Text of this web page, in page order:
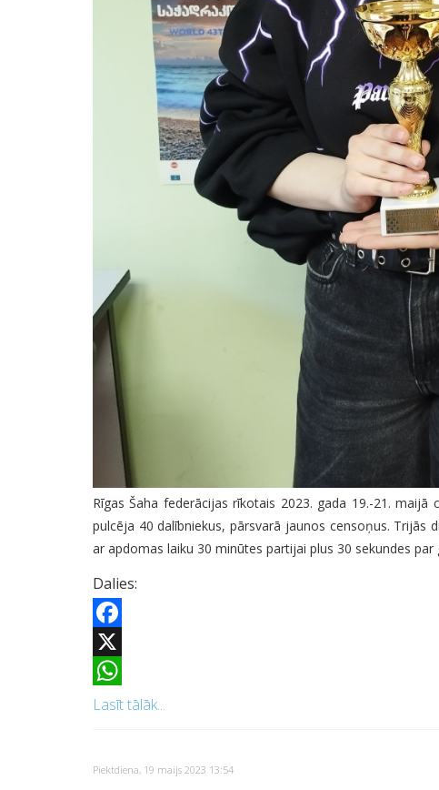
Rīgas Šaha federācijas rīkotais 2023. gada 19.-21.
pulcēja 40 dalībniekus, pārsvarā jaunos censoņus. Trijās
ar apdomas laiku 30 minūtes partijai plus 30 sekundes par
Dalies:
Facebook
X
WhatsApp
Lasīt tālāk...
Piektdiena, 19 maijs 2023 13:54